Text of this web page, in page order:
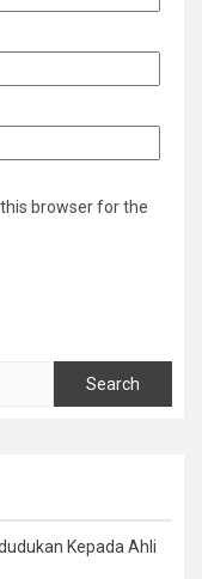
browser for the
Kepada Ahli